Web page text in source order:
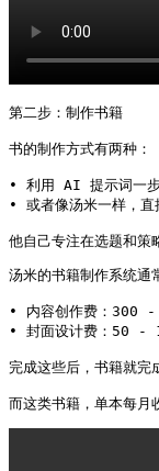
第二步：制作书籍
书的制作方式有两种：
• 利用 AI 提示词一
• 或者像汤米一样，直
他自己专注在选题和策
汤米的书籍制作系统通
• 内容创作费：300
• 封面设计费：50 -
完成这些后，书籍就完
而这类书籍，单本每